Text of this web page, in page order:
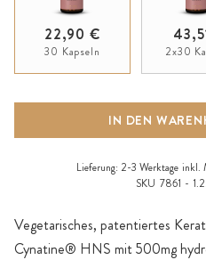
Vegetarisches, patentiertes
Cynatine® HNS mit 500mg
22,90 €
30 Kapseln 2x30
IN DEN
Lieferung: 2-3 Werktage inkl.
SKU 7861